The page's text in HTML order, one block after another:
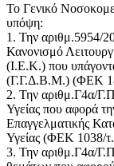
Το Γενικό
υπόψη:
1. Την αριθμ.5954/
Κανονισμό
(Ι.Ε.Κ.) που
(Γ.Γ.Δ.Β.Μ.) (ΦΕΚ
2. Την αριθμ.Γ4α/
Υγείας που αφορά
Επαγγελματικής
Υγείας (ΦΕΚ 1038/
3. Την αριθμ.Γ4α/